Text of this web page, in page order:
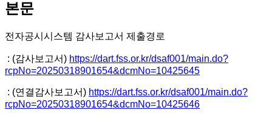
본문
전자공시시스템 감사보고서 제출경로
: (감사보고서) https://dart.fss.or.kr/dsaf001/main.do?
rcpNo=20250318901654&dcmNo=10425645
: (연결감사보고서) https://dart.fss.or.kr/dsaf001/main.do?
rcpNo=20250318901654&dcmNo=10425646